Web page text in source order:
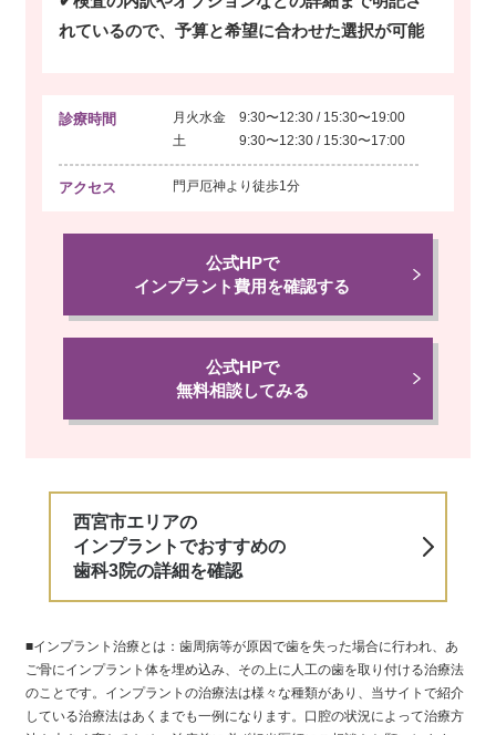
れているので、予算と希望に合わせた選択が可能
診療時間
月火水金 9:30〜12:30 / 15:30〜19:00
土 9:30〜12:30 / 15:30〜17:00
アクセス 門戸厄神より 徒歩1分
公式HPで
インプラント費用を確認する
公式HPで
無料相談してみる
西宮市エリアの
インプラントでおすすめの
歯科3院の詳細を確認
■インプラント治療とは：歯周病等が原因で歯を失った場合に行われ、あ
ご骨にインプラント体を埋め込み、その上に人工の歯を取り付ける治療法
のことです。インプラントの治療法は様々な種類があり、当サイトで紹介
している治療法はあくまでも一例になります。口腔の状況によって治療方